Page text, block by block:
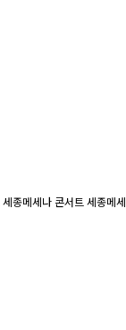
세종메세나 콘서트 세종메세